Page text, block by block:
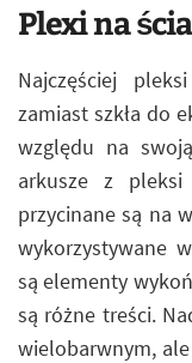
Plexi na
Najczęściej
zamiast szkła do
względu na
arkusze z
przycinane są na
wykorzystywane
są elementy
są różne treści.
wielobarwnym,